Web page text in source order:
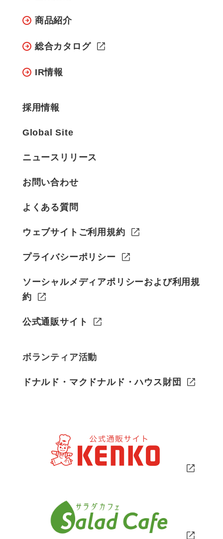
商品紹介
総合カタログ
IR情報
採用情報
Global Site
ニュースリリース
お問い合わせ
よくある質問
ウェブサイトご利用規約
プライバシーポリシー
ソーシャルメディアポリシーおよび利用規
約
公式通販サイト
ボランティア活動
ドナルド・マクドナルド・ハウス財団